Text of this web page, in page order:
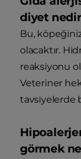
diyet
Bu,
olacaktır.
reaksiyonu
Veteriner
tavsiyelerde
görmek